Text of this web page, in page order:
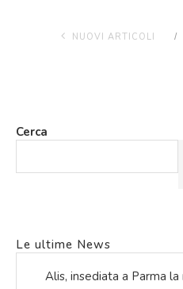
NUOVI ARTICOLI
Cerca
Le ultime News
Alis, insediata a Parma